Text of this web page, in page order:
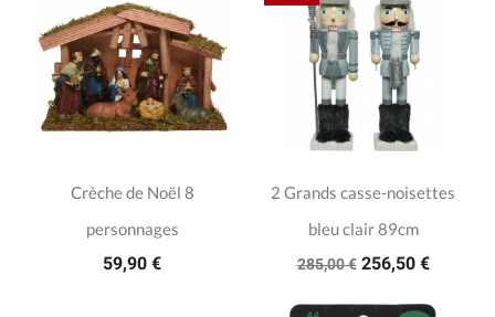
Crèche de Noël 8
personnages
59,90 €
2 Grands casse-noisettes
bleu clair 89cm
285,00 € 256,50 €